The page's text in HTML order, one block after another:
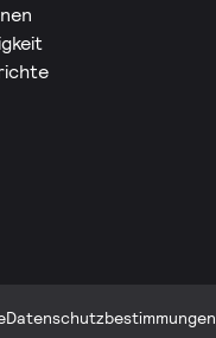
Datenschutzbestimmungen